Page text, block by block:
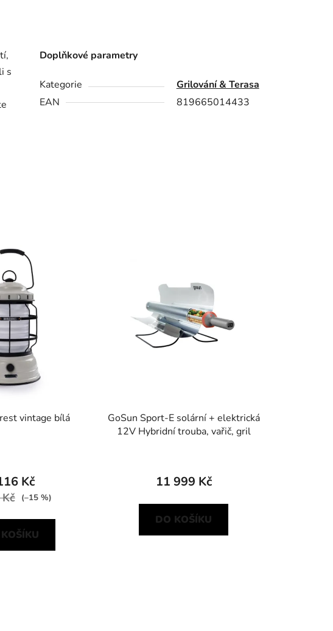
s
Doplňkové parametry
Kategorie
Grilování & Terasa
EAN
819665014433
vintage bílá
Kč
(–15 %)
GoSun Sport-E solární + elektrická
12V Hybridní trouba, vařič, gril
11 999 Kč
DO KOŠÍKU